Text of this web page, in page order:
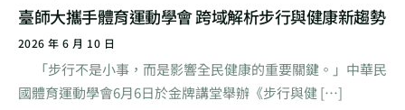
臺師大攜手體育運動學會 跨域解析步行與健康新趨勢
2026 年 6 月 10 日
「步行不是小事，而是影響全民健康的重要關鍵。」中華民
國體育運動學會6月6日於金牌講堂舉辦《步行與健 […]